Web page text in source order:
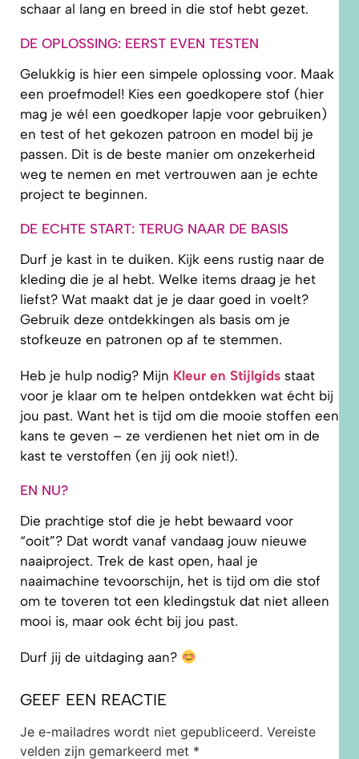
schaar al lang en breed in die stof hebt gezet.
DE OPLOSSING: EERST EVEN TESTEN
Gelukkig is hier een simpele oplossing voor. Maak
een proefmodel! Kies een goedkopere stof (hier
mag je wél een goedkoper lapje voor gebruiken)
en test of het gekozen patroon en model bij je
passen. Dit is de beste manier om onzekerheid
weg te nemen en met vertrouwen aan je echte
project te beginnen.
DE ECHTE START: TERUG NAAR DE BASIS
Durf je kast in te duiken. Kijk eens rustig naar de
kleding die je al hebt. Welke items draag je het
liefst? Wat maakt dat je je daar goed in voelt?
Gebruik deze ontdekkingen als basis om je
stofkeuze en patronen op af te stemmen.
Heb je hulp nodig? Mijn Kleur en Stijlgids staat
voor je klaar om te helpen ontdekken wat écht bij
jou past. Want het is tijd om die mooie stoffen een
kans te geven – ze verdienen het niet om in de
kast te verstoffen (en jij ook niet!).
EN NU?
Die prachtige stof die je hebt bewaard voor
“ooit”? Dat wordt vanaf vandaag jouw nieuwe
naaiproject. Trek de kast open, haal je
naaimachine tevoorschijn, het is tijd om die stof
om te toveren tot een kledingstuk dat niet alleen
mooi is, maar ook écht bij jou past.
Durf jij de uitdaging aan?
GEEF EEN REACTIE
Je e-mailadres wordt niet gepubliceerd. Vereiste
velden zijn gemarkeerd met *